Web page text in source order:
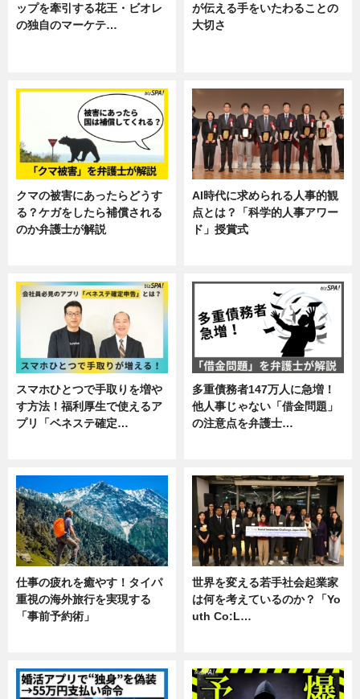
ップを牽引する花王・ビオレ
の独自のマーケテ…
が伝える手をいたわることの
大切さ
クマの被害にあったらどうす
る？ケガをしたら補償される
のか弁護士が解説
AI時代に求められる人事的観
点とは？「科学的人事アワー
ド」授賞式
スマホひとつで手取りを増や
す方法！福利厚生で使えるア
プリ「ベネステ確定…
多重債務者147万人に急増！
他人事じゃない「借金問題」
の注意点を弁護士…
仕事の疲れを癒やす！タイパ
重視の海外旅行を実現する
「事前予約術」
世界を変える若手社会起業家
は何を考えているのか？「Yo
uth Co:L…